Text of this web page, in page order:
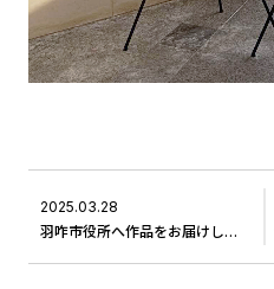
2025.03.28
羽咋市役所へ作品をお届けしました＃3